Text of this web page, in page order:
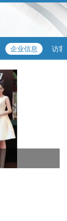
企业信息 访客